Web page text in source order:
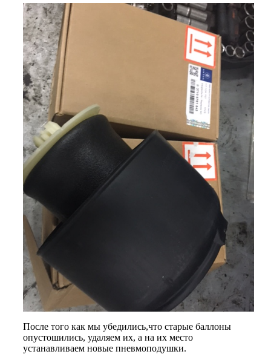
После того как мы убедились,что старые баллоны
опустошились, удаляем их, а на их место
устанавливаем новые пневмоподушки.